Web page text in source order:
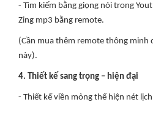
- Tìm kiếm bằng giọng nói trong
Zing mp3 bằng remote.
(Cần mua thêm remote thông minh
này).
4. Thiết kế sang trọng – hiện đại
- Thiết kế viền mỏng thể hiện nét